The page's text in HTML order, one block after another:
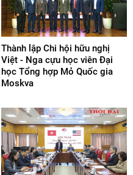
Thành lập Chi hội hữu nghị
Việt - Nga cựu học viên Đại
học Tổng hợp Mỏ Quốc gia
Moskva